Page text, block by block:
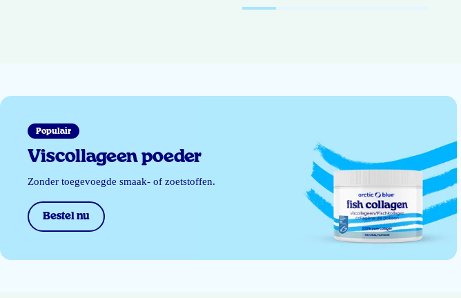
Populair
Viscollageen poeder
Zonder toegevoegde smaak- of zoetstoffen.
Bestel nu